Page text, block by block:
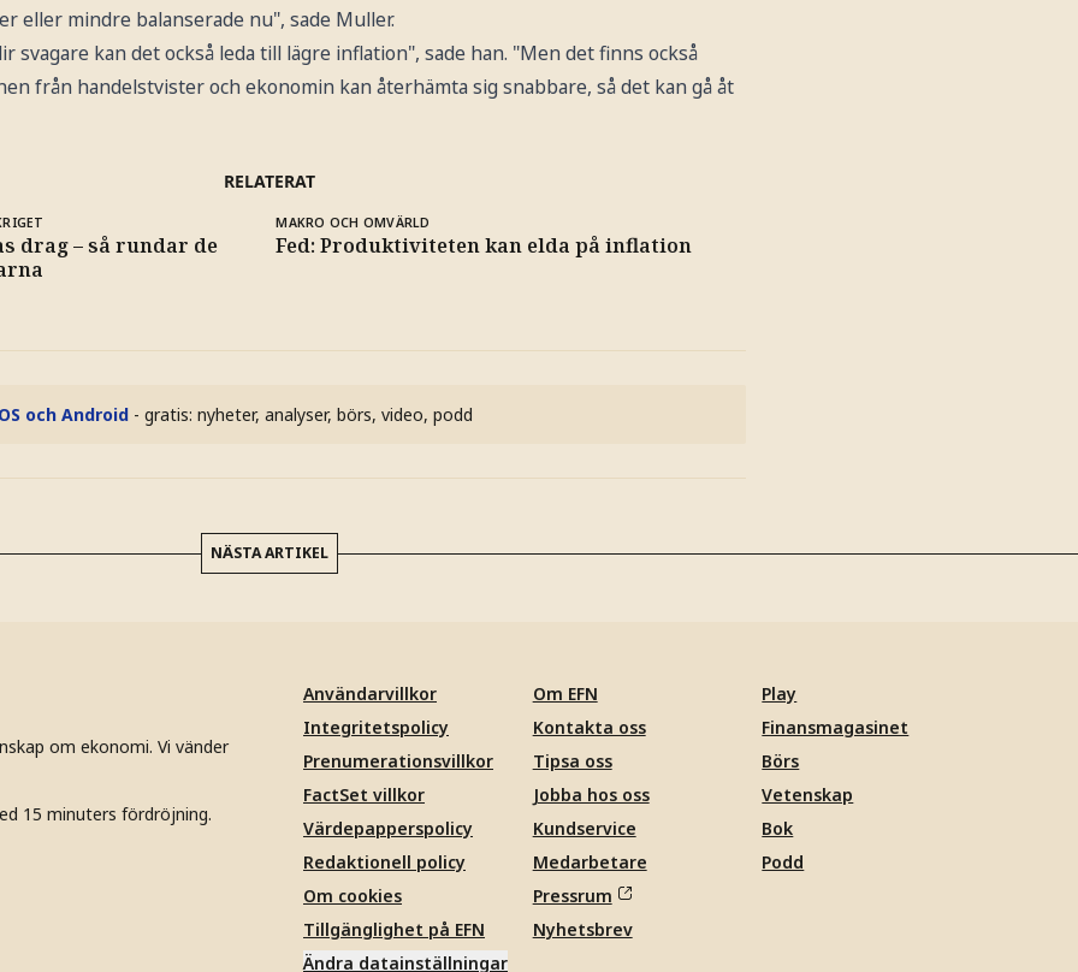
eller mindre balanserade nu", sade Muller.
svagare kan det också leda till lägre inflation", sade han. "Men det finns också
från handelstvister och ekonomin kan återhämta sig snabbare, så det kan gå åt
RELATERAT
drag – så rundar de
MAKRO OCH OMVÄRLD
Fed: Produktiviteten kan elda på inflation
och Android - gratis: nyheter, analyser, börs, video, podd
NÄSTA ARTIKEL
om ekonomi. Vi vänder
15 minuters fördröjning.
Användarvillkor
Integritetspolicy
Prenumerationsvillkor
FactSet villkor
Värdepapperspolicy
Redaktionell policy
Om cookies
Tillgänglighet på EFN
Ändra datainställningar
Om EFN
Kontakta oss
Tipsa oss
Jobba hos oss
Kundservice
Medarbetare
Pressrum
Nyhetsbrev
Play
Finansmagasinet
Börs
Vetenskap
Bok
Podd